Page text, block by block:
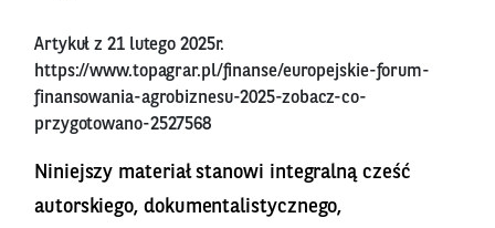
Artykuł z 21 lutego 2025r.
https://www.topagrar.pl/finanse/europejskie-forum-
finansowania-agrobiznesu-2025-zobacz-co-
przygotowano-2527568
Niniejszy materiał stanowi integralną cześć
autorskiego, dokumentalistycznego,